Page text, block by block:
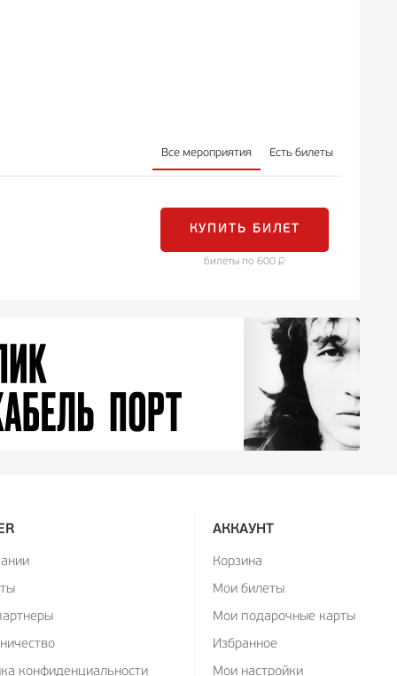
Все мероприятия Есть билеты
КУПИТЬ БИЛЕТ
билеты по 600
конфиденциальности
АККАУНТ
Корзина
Мои билеты
Мои подарочные карты
Избранное
Мои настройки